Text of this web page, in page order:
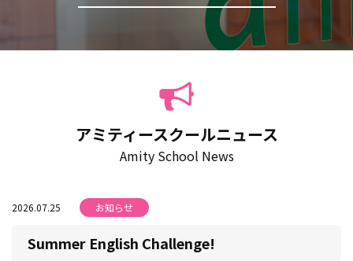
アミティースクールニュース
Amity School News
2026.07.25 お知らせ
Summer English Challenge!